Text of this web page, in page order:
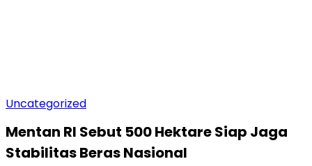
Uncategorized
Mentan RI Sebut 500 Hektare Siap Jaga
Stabilitas Beras Nasional